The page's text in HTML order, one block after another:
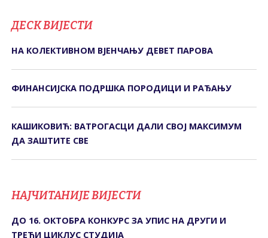
ДЕСК ВИЈЕСТИ
НА КОЛЕКТИВНОМ ВЈЕНЧАЊУ ДЕВЕТ ПАРОВА
ФИНАНСИЈСКА ПОДРШКА ПОРОДИЦИ И РАЂАЊУ
КАШИКОВИЋ: ВАТРОГАСЦИ ДАЛИ СВОЈ МАКСИМУМ
ДА ЗАШТИТЕ СВЕ
НАЈЧИТАНИЈЕ ВИЈЕСТИ
ДО 16. ОКТОБРА КОНКУРС ЗА УПИС НА ДРУГИ И
ТРЕЋИ ЦИКЛУС СТУДИЈА